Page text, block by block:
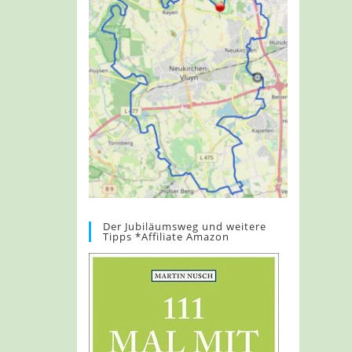
Der Jubiläumsweg und weitere
Tipps *Affiliate Amazon